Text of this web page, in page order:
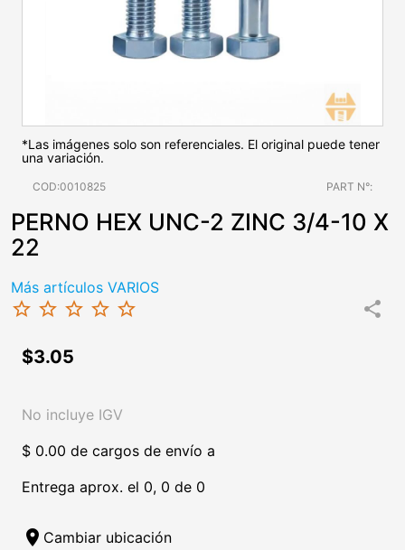
*Las imágenes solo son referenciales. El original puede tener
una variación.
COD:0010825 PART N°:
PERNO HEX UNC-2 ZINC 3/4-10 X
22
Más artículos VARIOS
star_border star_border star_border star_border star_border share
$3.05
No incluye IGV
$ 0.00 de cargos de envío a
Entrega aprox. el 0, 0 de 0
location_on Cambiar ubicación